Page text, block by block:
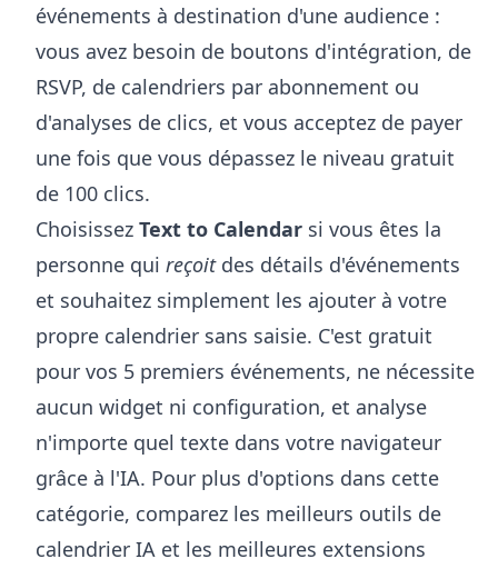
événements à destination d'une audience :
vous avez besoin de boutons d'intégration, de
RSVP, de calendriers par abonnement ou
d'analyses de clics, et vous acceptez de payer
une fois que vous dépassez le niveau gratuit
de 100 clics.
Choisissez Text to Calendar si vous êtes la
personne qui reçoitdes détails d'événements
et souhaitez simplement les ajouter à votre
propre calendrier sans saisie. C'est gratuit
pour vos 5 premiers événements, ne nécessite
aucun widget ni configuration, et analyse
n'importe quel texte dans votre navigateur
grâce à l'IA. Pour plus d'options dans cette
catégorie, comparez les meilleurs outils de
calendrier IA et les meilleures extensions